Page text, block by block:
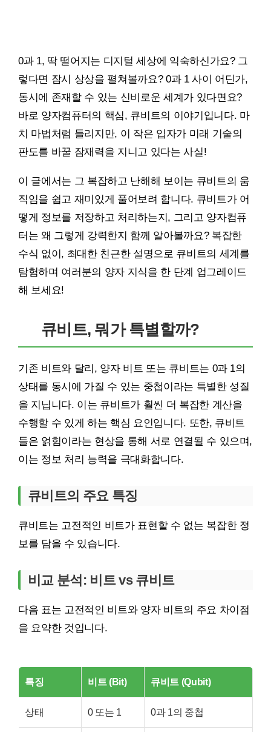
0과 1, 딱 떨어지는 디지털 세상에 익숙하신가요? 그
렇다면 잠시 상상을 펼쳐볼까요? 0과 1 사이 어딘가,
동시에 존재할 수 있는 신비로운 세계가 있다면요?
바로 양자컴퓨터의 핵심, 큐비트의 이야기입니다. 마
치 마법처럼 들리지만, 이 작은 입자가 미래 기술의
판도를 바꿀 잠재력을 지니고 있다는 사실!
이 글에서는 그 복잡하고 난해해 보이는 큐비트의 움
직임을 쉽고 재미있게 풀어보려 합니다. 큐비트가 어
떻게 정보를 저장하고 처리하는지, 그리고 양자컴퓨
터는 왜 그렇게 강력한지 함께 알아볼까요? 복잡한
수식 없이, 최대한 친근한 설명으로 큐비트의 세계를
탐험하며 여러분의 양자 지식을 한 단계 업그레이드
해 보세요!
큐비트, 뭐가 특별할까?
기존 비트와 달리, 양자 비트 또는 큐비트는 0과 1의
상태를 동시에 가질 수 있는 중첩이라는 특별한 성질
을 지닙니다. 이는 큐비트가 훨씬 더 복잡한 계산을
수행할 수 있게 하는 핵심 요인입니다. 또한, 큐비트
들은 얽힘이라는 현상을 통해 서로 연결될 수 있으며,
이는 정보 처리 능력을 극대화합니다.
큐비트의 주요 특징
큐비트는 고전적인 비트가 표현할 수 없는 복잡한 정
보를 담을 수 있습니다.
비교 분석: 비트 vs 큐비트
다음 표는 고전적인 비트와 양자 비트의 주요 차이점
을 요약한 것입니다.
특징 비트 (Bit) 큐비트 (Qubit)
상태 0 또는 1 0과 1의 중첩